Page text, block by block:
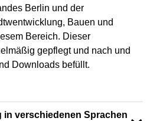
Berlin und der
Bauen und
Bereich. Dieser
gepflegt und nach und
Downloads befüllt.
in verschiedenen Sprachen